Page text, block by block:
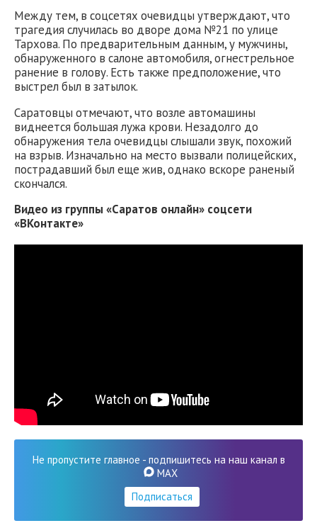
Между тем, в соцсетях очевидцы утверждают, что
трагедия случилась во дворе дома №21 по улице
Тархова. По предварительным данным, у мужчины,
обнаруженного в салоне автомобиля, огнестрельное
ранение в голову. Есть также предположение, что
выстрел был в затылок.
Саратовцы отмечают, что возле автомашины
виднеется большая лужа крови. Незадолго до
обнаружения тела очевидцы слышали звук, похожий
на взрыв. Изначально на место вызвали полицейских,
пострадавший был еще жив, однако вскоре раненый
скончался.
Видео из группы «Саратов онлайн» соцсети
«ВКонтакте»
Не пропустите главное - подпишитесь на наш канал в
MAX
Подписаться